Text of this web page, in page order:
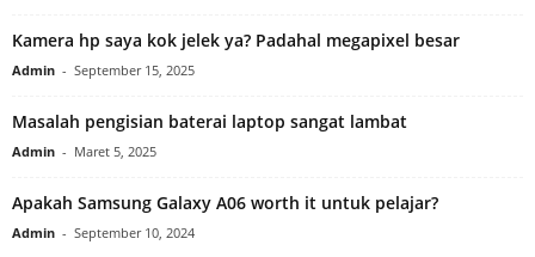
Kamera hp saya kok jelek ya? Padahal megapixel besar
Admin - September 15, 2025
Masalah pengisian baterai laptop sangat lambat
Admin - Maret 5, 2025
Apakah Samsung Galaxy A06 worth it untuk pelajar?
Admin - September 10, 2024